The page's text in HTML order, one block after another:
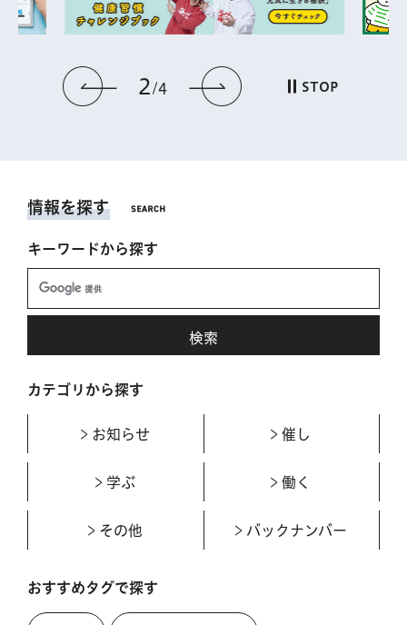
前のスライドを表示
2 4 次のスライドを表
STOP
情報を探す
キーワードから探す
カテゴリから探す
お知らせ 催し
学ぶ 働く
その他 バックナンバー
おすすめタグで探す